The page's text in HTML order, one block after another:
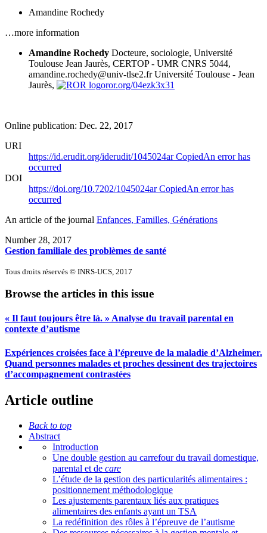
Amandine Rochedy
…more information
Amandine Rochedy Docteure, sociologie, Université
Toulouse Jean Jaurès, CERTOP - UMR CNRS 5044,
amandine.rochedy@univ-tlse2.fr Université Toulouse - Jean
Jaurès,
ror.org/04ezk3x31
Online publication: Dec. 22, 2017
URI
https://id.erudit.org/iderudit/1045024arCopiedAn error has
occurred
DOI
https://doi.org/10.7202/1045024arCopiedAn error has
occurred
An article of the journal Enfances, Familles, Générations
Number 28, 2017
Gestion familiale des problèmes de santé
Tous droits réservés © INRS-UCS, 2017
Browse the articles in this issue
« Il faut toujours être là. » Analyse du travail parental en
contexte d’autisme
Expériences croisées face à l’épreuve de la maladie d’Alzheimer.
Quand personnes malades et proches dessinent des trajectoires
d’accompagnement contrastées
Article outline
Back to top
Abstract
Introduction
Une double gestion au carrefour du travail domestique,
parental et de care
L’étude de la gestion des particularités alimentaires :
positionnement méthodologique
Les ajustements parentaux liés aux pratiques
alimentaires des enfants ayant un TSA
La redéfinition des rôles à l’épreuve de l’autisme